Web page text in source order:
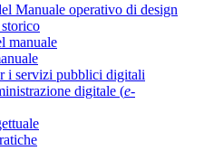
Manuale operativo di design
manuale
i servizi pubblici digitali
digitale (e-